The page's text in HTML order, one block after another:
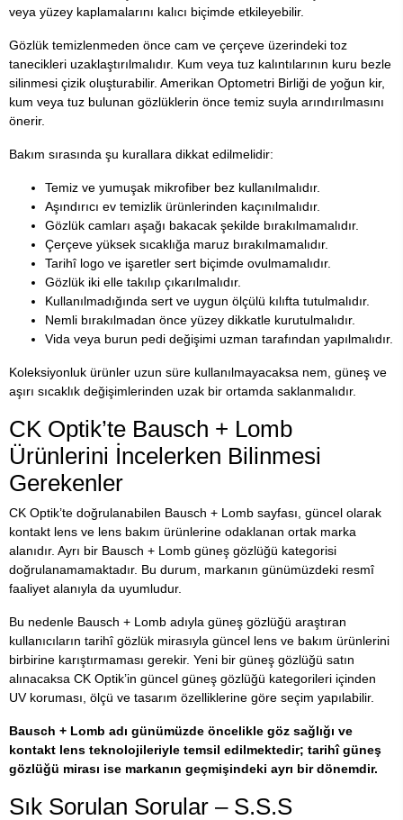
veya yüzey kaplamalarını kalıcı biçimde etkileyebilir.
Gözlük temizlenmeden önce cam ve çerçeve üzerindeki toz
tanecikleri uzaklaştırılmalıdır. Kum veya tuz kalıntılarının kuru bezle
silinmesi çizik oluşturabilir. Amerikan Optometri Birliği de yoğun kir,
kum veya tuz bulunan gözlüklerin önce temiz suyla arındırılmasını
önerir.
Bakım sırasında şu kurallara dikkat edilmelidir:
Temiz ve yumuşak mikrofiber bez kullanılmalıdır.
Aşındırıcı ev temizlik ürünlerinden kaçınılmalıdır.
Gözlük camları aşağı bakacak şekilde bırakılmamalıdır.
Çerçeve yüksek sıcaklığa maruz bırakılmamalıdır.
Tarihî logo ve işaretler sert biçimde ovulmamalıdır.
Gözlük iki elle takılıp çıkarılmalıdır.
Kullanılmadığında sert ve uygun ölçülü kılıfta tutulmalıdır.
Nemli bırakılmadan önce yüzey dikkatle kurutulmalıdır.
Vida veya burun pedi değişimi uzman tarafından yapılmalıdır.
Koleksiyonluk ürünler uzun süre kullanılmayacaksa nem, güneş ve
aşırı sıcaklık değişimlerinden uzak bir ortamda saklanmalıdır.
CK Optik’te Bausch + Lomb
Ürünlerini İncelerken Bilinmesi
Gerekenler
CK Optik’te doğrulanabilen Bausch + Lomb sayfası, güncel olarak
kontakt lens ve lens bakım ürünlerine odaklanan ortak marka
alanıdır. Ayrı bir Bausch + Lomb güneş gözlüğü kategorisi
doğrulanamamaktadır. Bu durum, markanın günümüzdeki resmî
faaliyet alanıyla da uyumludur.
Bu nedenle Bausch + Lomb adıyla güneş gözlüğü araştıran
kullanıcıların tarihî gözlük mirasıyla güncel lens ve bakım ürünlerini
birbirine karıştırmaması gerekir. Yeni bir güneş gözlüğü satın
alınacaksa CK Optik’in güncel güneş gözlüğü kategorileri içinden
UV koruması, ölçü ve tasarım özelliklerine göre seçim yapılabilir.
Bausch + Lomb adı günümüzde öncelikle göz sağlığı ve
kontakt lens teknolojileriyle temsil edilmektedir; tarihî güneş
gözlüğü mirası ise markanın geçmişindeki ayrı bir dönemdir.
Sık Sorulan Sorular – S.S.S